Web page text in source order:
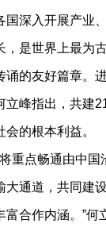
国深入开展产业
是世界上最为
的友好篇章。
峰指出，共建
的根本利益。
重点畅通由中
通道，共同建
合作内涵。”